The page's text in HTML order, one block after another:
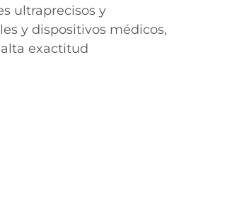
ultraprecisos y
y dispositivos médicos,
exactitud